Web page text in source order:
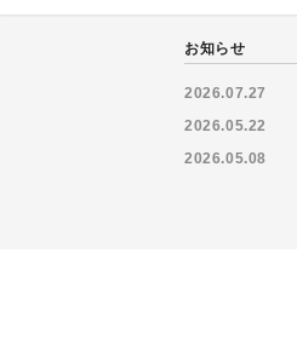
お知らせ
2026.07.27
2026.05.22
2026.05.08